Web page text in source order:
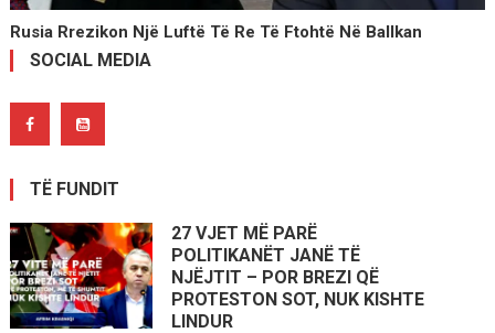
Rusia Rrezikon Një Luftë Të Re Të Ftohtë Në Ballkan
SOCIAL MEDIA
TË FUNDIT
27 VJET MË PARË
POLITIKANËT JANË TË
NJËJTIT – POR BREZI QË
PROTESTON SOT, NUK KISHTE
LINDUR